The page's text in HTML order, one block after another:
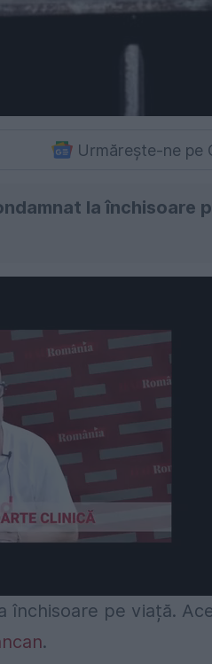
Urmărește-ne pe
la închisoare
pe viață.
.